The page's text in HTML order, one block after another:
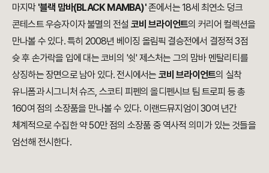
마지막 '블랙 맘바(BLACK MAMBA)'존에서는 18세 최연소 덩크
콘테스트 우승자이자 불멸의 전설 코비 브라이언트의 커리어 컬렉션을
만나볼 수 있다. 특히 2008년 베이징 올림픽 결승전에서 결정적 3점
슛 후 손가락을 입에 대는 코비의 '쉿' 제스처는 그의 맘바 멘탈리티를
상징하는 장면으로 남아 있다. 전시에서는 코비 브라이언트의 실착
유니폼과 시그니처 슈즈, 스코티 피펜의 올디펜시브 팀 트로피 등 총
160여 점의 소장품을 만나볼 수 있다. 이랜드뮤지엄이 30여 년간
체계적으로 수집한 약 50만 점의 소장품 중 역사적 의미가 있는 것들을
엄선해 전시한다.